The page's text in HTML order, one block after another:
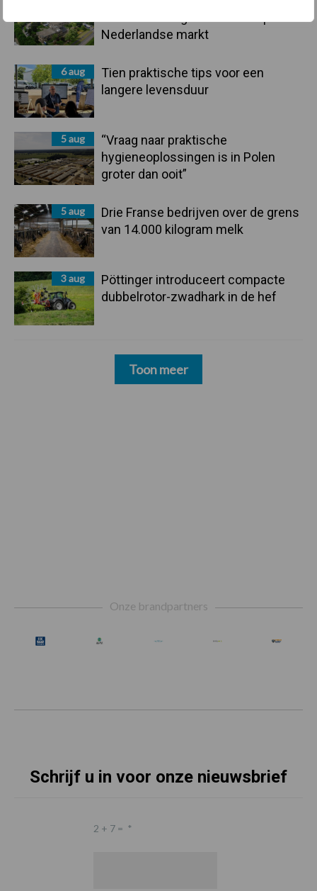
Nederlandse markt
6 aug
Tien praktische tips voor een
langere levensduur
5 aug
“Vraag naar praktische
hygieneoplossingen is in Polen
groter dan ooit”
5 aug
Drie Franse bedrijven over de grens
van 14.000 kilogram melk
3 aug
Pöttinger introduceert compacte
dubbelrotor-zwadhark in de hef
Toon meer
Onze brandpartners
Schrijf u in voor onze nieuwsbrief
2 + 7 = *